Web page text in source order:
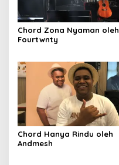
Chord Zona Nyaman oleh
Fourtwnty
Chord Hanya Rindu oleh
Andmesh